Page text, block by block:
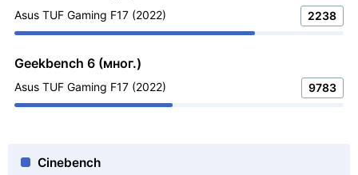
Asus TUF Gaming F17 (2022) 2238
Geekbench 6 (мног.)
Asus TUF Gaming F17 (2022) 9783
Cinebench